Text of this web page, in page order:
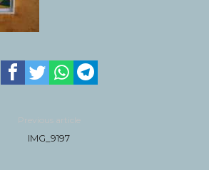
Previous article
IMG_9197